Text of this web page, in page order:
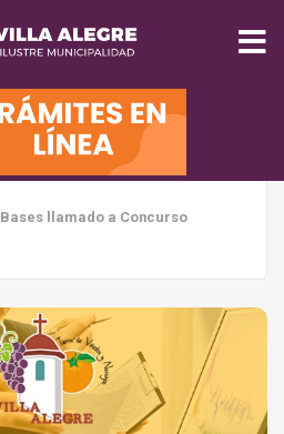
INICIO
MUNICIPALIDAD
SEGURIDAD
SALUD
TURISMO
Bases llamado a Concurso